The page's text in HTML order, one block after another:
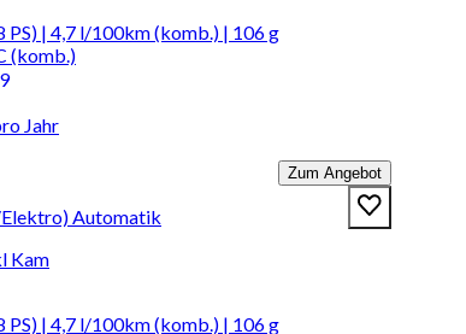
| 4,7 l/100km (komb.) | 106 g
(komb.)
Jahr
Zum Angebot
Automatik
Kam
| 4,7 l/100km (komb.) | 106 g